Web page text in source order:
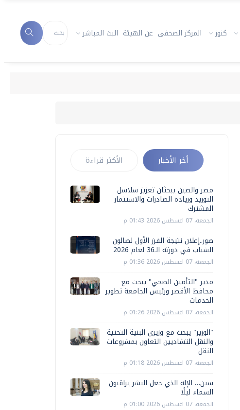
كنوز المركز الصحفى عن الهيئة البث المباشر
أخر الأخبار الأكثر قراءة
مصر والصين يبحثان تعزيز سلاسل
التوريد وزيادة الصادرات والاستثمار
المشترك
الجمعة، 07 اغسطس 2026 01:43 م
صور..إعلان نتيجة الفرز الأول لصالون
الشباب في دورته الـ36 لعام 2026
الجمعة، 07 اغسطس 2026 01:36 م
مدير "التأمين الصحي" يبحث مع
محافظ الأقصر ورئيس الجامعة تطوير
الخدمات
الجمعة، 07 اغسطس 2026 01:26 م
"الوزير" يبحث مع وزيري البنية التحتية
والنقل التشاديين التعاون بمشروعات
النقل
الجمعة، 07 اغسطس 2026 01:18 م
سين… الإله الذي جعل البشر يراقبون
السماء ليلًا
الجمعة، 07 اغسطس 2026 01:00 م